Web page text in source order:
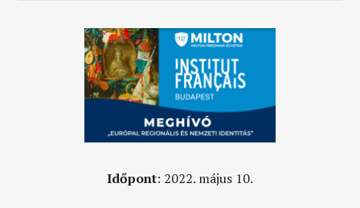
Időpont: 2022. május 10.